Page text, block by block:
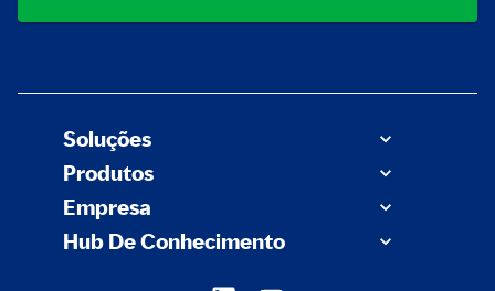
Soluções
Produtos
Empresa
Hub De Conhecimento